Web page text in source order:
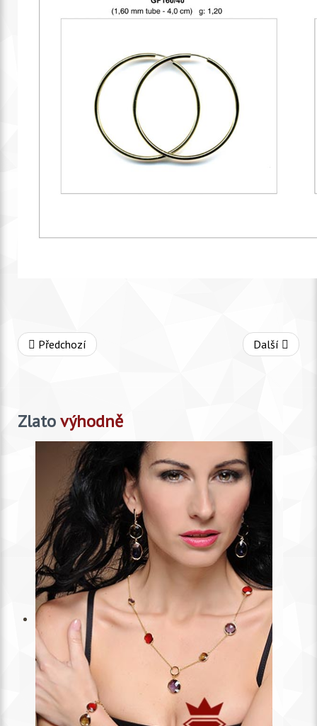
Předchozí Další
Zlatovýhodně